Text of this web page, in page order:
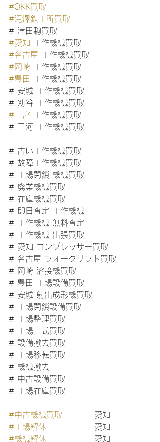
#OKK買取
#滝澤鉄工所買取
# 津田駒買取
#愛知 工作機械買取
#名古屋 工作機械買取
#岡崎 工作機械買取
#豊田
工作機械買取
# 安城 工作機械買取
# 刈谷 工作機械買取
#一宮 工作機械買取
# 三河 工作機械買取
# 古い工作機械買取
# 故障工作機械買取
# 工場閉鎖 機械買取
# 廃業機械買取
# 在庫機械買取
# 即日査定 工作機械
# 工作機械 無料査定
# 工作機械 出張買取
# 愛知 コンプレッサー買取
# 名古屋 フォークリフト買取
# 岡崎 溶接機買取
# 豊田 工場設備買取
# 安城 射出成形機買取
# 工場閉鎖設備買取
# 工場整理買取
# 工場一式買取
# 設備撤去買取
# 工場移転買取
# 機械撤去
# 中古設備買取
# 工場在庫買取
#中古機械買取 愛知
#工場解体 愛知
#機械解体 愛知